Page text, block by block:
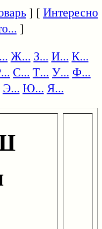
] [Интересно
]
Ж... З... И... К...
С... Т... У... Ф...
Э... Ю... Я...